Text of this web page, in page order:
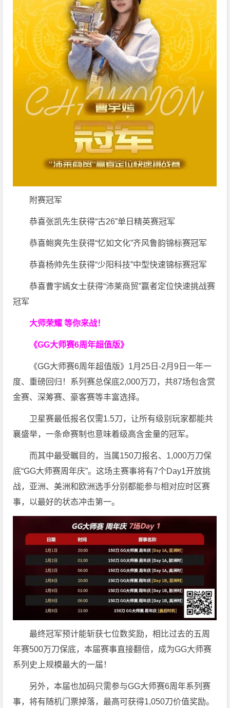
附赛冠军
恭喜张凯先生获得“古26”单日精英赛冠军
恭喜鲍爽先生获得“忆如文化”齐风鲁韵锦标赛冠军
恭喜杨帅先生获得“少阳科技”中型快速锦标赛冠军
恭喜曹宇嫣女士获得“沛莱商贸”赢者定位快速挑战赛
冠军
大师荣耀 等你来战！
《GG大师赛6周年超值版》
《GG大师赛6周年超值版》1月25日-2月9日一年一
度、重磅回归！系列赛总保底2,000万刀，共87场包含赏
金赛、深筹赛、豪客赛等丰富选择。
卫星赛最低报名仅需1.5刀，让所有级别玩家都能共
襄盛举，一条命赛制也意味着级高含金量的冠军。
而其中最受瞩目的，当属150刀报名、1,000万刀保
底“GG大师赛周年庆”。这场主赛事将有7个Day1开放挑
战，亚洲、美洲和欧洲选手分别都能参与相对应时区赛
事，以最好的状态冲击第一。
最终冠军预计能斩获七位数奖励，相比过去的五周
年赛500万刀保底，本届赛事直接翻倍，成为GG大师赛
系列史上规模最大的一届！
另外，本届也加码只需参与GG大师赛6周年系列赛
事，将有随机门票掉落，最高可获得1,050刀价值奖励。